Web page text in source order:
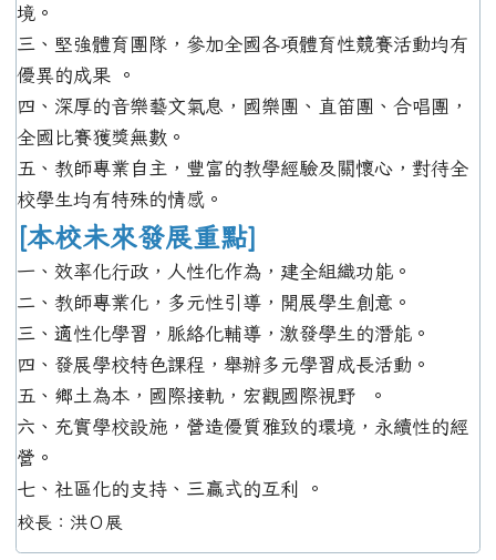
境。
三、堅強體育團隊，參加全國各項體育性競賽活動均有
優異的成果 。
四、深厚的音樂藝文氣息，國樂團、直笛團、合唱團，
全國比賽獲獎無數。
五、教師專業自主，豐富的教學經驗及關懷心，對待全
校學生均有特殊的情感。
[本校未來發展重點]
一、效率化行政，人性化作為，建全組織功能。
二、教師專業化，多元性引導，開展學生創意。
三、適性化學習，脈絡化輔導，激發學生的潛能。
四、發展學校特色課程，舉辦多元學習成長活動。
五、鄉土為本，國際接軌，宏觀國際視野 。
六、充實學校設施，營造優質雅致的環境，永續性的經
營。
七、社區化的支持、三贏式的互利 。
校長：洪Ｏ展